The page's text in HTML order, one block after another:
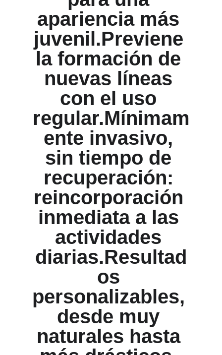
apariencia más
juvenil.Previene
la formación de
nuevas líneas
con el uso
regular.Mínimam
ente invasivo,
sin tiempo de
recuperación:
reincorporación
inmediata a las
actividades
diarias.Resultad
os
personalizables,
desde muy
naturales hasta